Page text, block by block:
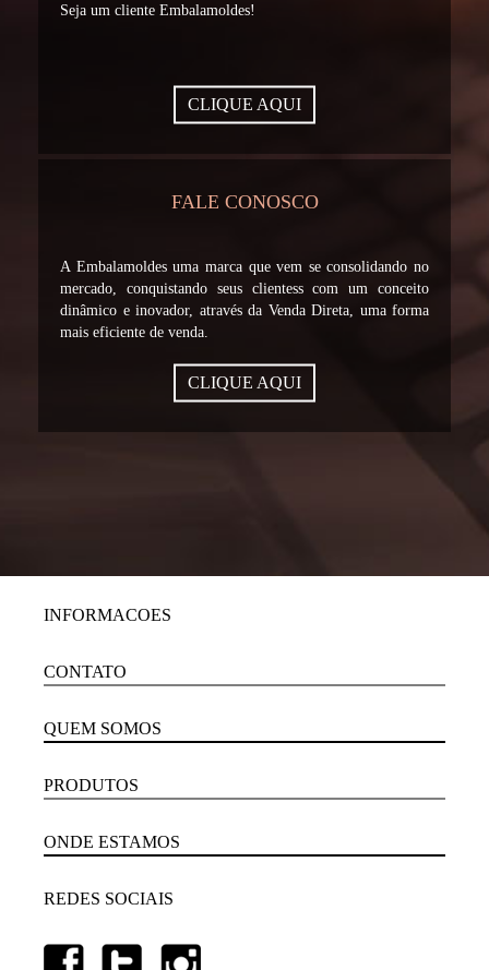
Seja um cliente Embalamoldes!
CLIQUE AQUI
FALE CONOSCO
A Embalamoldes uma marca que vem se consolidando no
mercado, conquistando seus clientess com um conceito
dinâmico e inovador, através da Venda Direta, uma forma
mais eficiente de venda.
CLIQUE AQUI
INFORMACOES
CONTATO
QUEM SOMOS
PRODUTOS
ONDE ESTAMOS
REDES SOCIAIS